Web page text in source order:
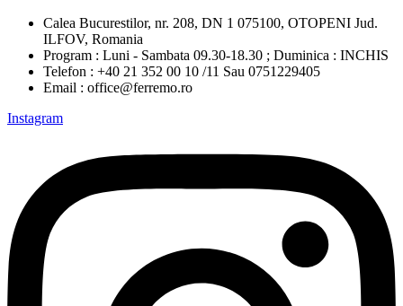
Calea Bucurestilor, nr. 208, DN 1 075100, OTOPENI Jud.
ILFOV, Romania
Program : Luni - Sambata 09.30-18.30 ; Duminica : INCHIS
Telefon : +40 21 352 00 10 /11 Sau 0751229405
Email : office@ferremo.ro
Instagram